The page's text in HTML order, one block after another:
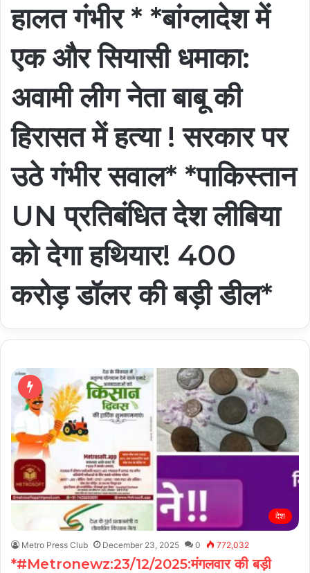
हालत गंभीर * *बांग्लादेश में
एक और सियासी धमाका:
अवामी लीग नेता बाबू की
हिरासत में हत्या ! सरकार पर
उठे गंभीर सवाल* *पाकिस्तान
UN प्रतिबंधित देश लीबिया
को देगा हथियार! 400
करोड़ डॉलर की बड़ी डील*
देश
Metro Press Club December 23, 2025 0 772,032
*#Metronewz:23/12/2025:मंगलवार की बड़ी